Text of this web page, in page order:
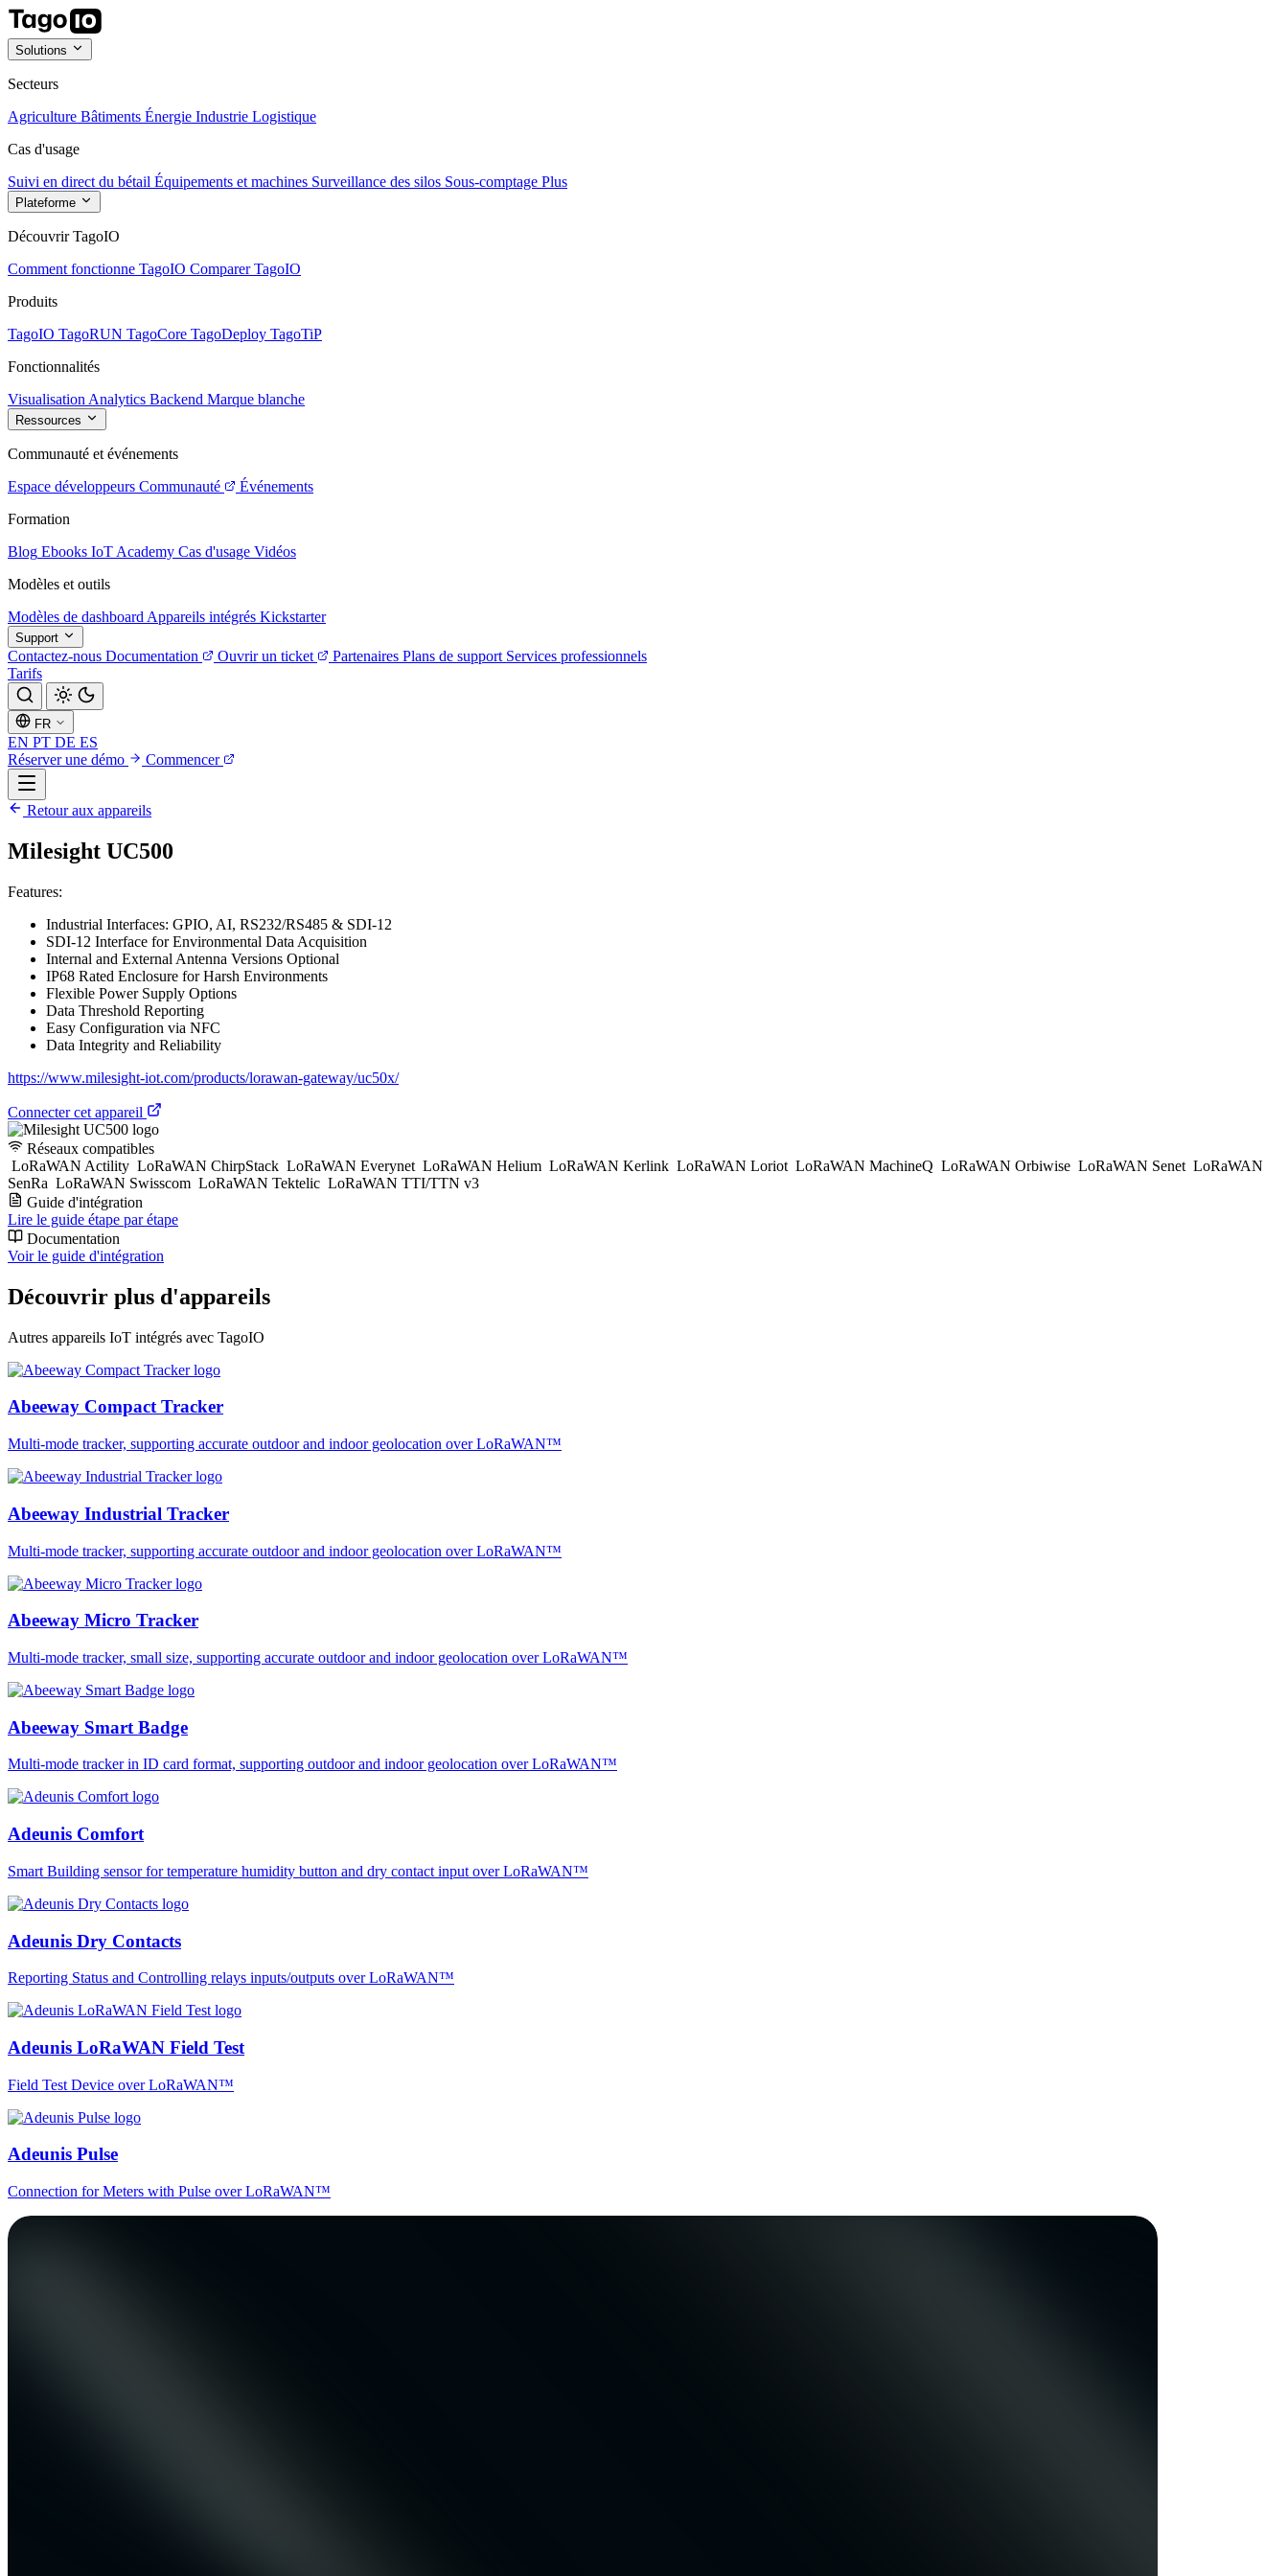
Solutions
Secteurs
Agriculture Bâtiments Énergie Industrie Logistique
Cas d'usage
Suivi en direct du bétail Équipements et machines Surveillance des silos Sous-comptage Plus
Plateforme
Découvrir TagoIO
Comment fonctionne TagoIO Comparer TagoIO
Produits
TagoIO TagoRUN TagoCore TagoDeploy TagoTiP
Fonctionnalités
Visualisation Analytics Backend Marque blanche
Ressources
Communauté et événements
Espace développeurs Communauté
Événements
Formation
Blog Ebooks IoT Academy Cas d'usage Vidéos
Modèles et outils
Modèles de dashboard Appareils intégrés Kickstarter
Support
Contactez-nous Documentation Ouvrir un ticket Partenaires Plans de support Services professionnels
Tarifs
FR
EN PT DE ES
Réserver une démo
Commencer
Retour aux appareils
Milesight UC500
Features:
Industrial Interfaces: GPIO, AI, RS232/RS485 & SDI-12
SDI-12 Interface for Environmental Data Acquisition
Internal and External Antenna Versions Optional
IP68 Rated Enclosure for Harsh Environments
Flexible Power Supply Options
Data Threshold Reporting
Easy Configuration via NFC
Data Integrity and Reliability
https://www.milesight-iot.com/products/lorawan-gateway/uc50x/
Connecter cet appareil
Réseaux compatibles
LoRaWAN Actility LoRaWAN ChirpStack LoRaWAN Everynet LoRaWAN Helium LoRaWAN Kerlink LoRaWAN Loriot LoRaWAN MachineQ LoRaWAN Orbiwise LoRaWAN Senet LoRaWAN
SenRa LoRaWAN Swisscom LoRaWAN Tektelic LoRaWAN TTI/TTN v3
Guide d'intégration
Lire le guide étape par étape
Documentation
Voir le guide d'intégration
Découvrir plus d'appareils
Autres appareils IoT intégrés avec TagoIO
Abeeway Compact Tracker
Multi-mode tracker, supporting accurate outdoor and indoor geolocation over LoRaWAN™
Abeeway Industrial Tracker
Multi-mode tracker, supporting accurate outdoor and indoor geolocation over LoRaWAN™
Abeeway Micro Tracker
Multi-mode tracker, small size, supporting accurate outdoor and indoor geolocation over LoRaWAN™
Abeeway Smart Badge
Multi-mode tracker in ID card format, supporting outdoor and indoor geolocation over LoRaWAN™
Adeunis Comfort
Smart Building sensor for temperature humidity button and dry contact input over LoRaWAN™
Adeunis Dry Contacts
Reporting Status and Controlling relays inputs/outputs over LoRaWAN™
Adeunis LoRaWAN Field Test
Field Test Device over LoRaWAN™
Adeunis Pulse
Connection for Meters with Pulse over LoRaWAN™